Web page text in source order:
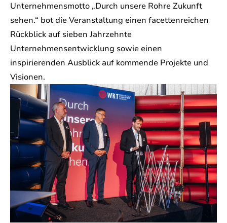
Unternehmensmotto „Durch unsere Rohre Zukunft
sehen.“ bot die Veranstaltung einen facettenreichen
Rückblick auf sieben Jahrzehnte
Unternehmensentwicklung sowie einen
inspirierenden Ausblick auf kommende Projekte und
Visionen.